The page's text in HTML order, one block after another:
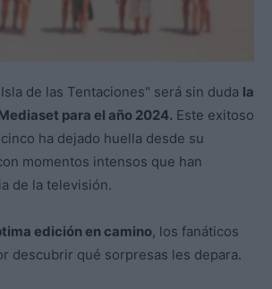
de las Tentaciones" será sin duda la
para el año 2024. Este exitoso
ha dejado huella desde su
momentos intensos que han
de la televisión.
edición en camino, los fanáticos
descubrir qué sorpresas les depara.